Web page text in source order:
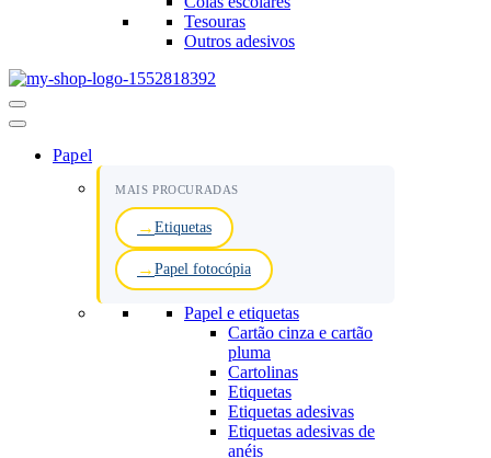
Tesouras
Outros adesivos
Menu
de
Papel
MAIS PROCURADAS
Etiquetas
Papel fotocópia
Papel e etiquetas
Cartão cinza e cartão
pluma
Cartolinas
Etiquetas
Etiquetas adesivas
Etiquetas adesivas de
anéis